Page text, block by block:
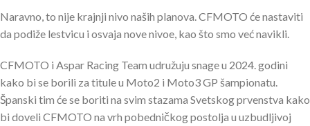
Naravno, to nije krajnji nivo naših planova. CFMOTO će nastaviti
da podiže lestvicu i osvaja nove nivoe, kao što smo već navikli.
CFMOTO i Aspar Racing Team udružuju snage u 2024. godini
kako bi se borili za titule u Moto2 i Moto3 GP šampionatu.
Španski tim će se boriti na svim stazama Svetskog prvenstva kako
bi doveli CFMOTO na vrh pobedničkog postolja u uzbudljivoj